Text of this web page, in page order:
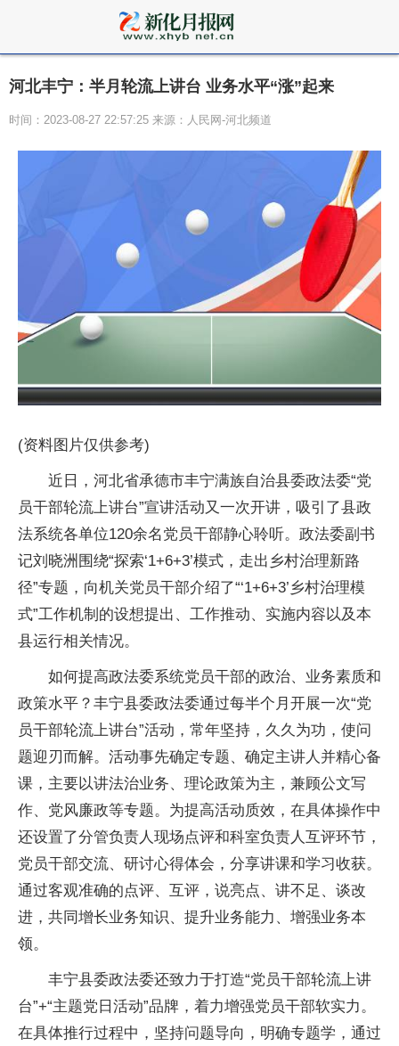
河北丰宁：半月轮流上讲台 业务水平“涨”起来
时间：2023-08-27 22:57:25 来源：人民网-河北频道
(资料图片仅供参考)
近日，河北省承德市丰宁满族自治县委政法委“党
员干部轮流上讲台”宣讲活动又一次开讲，吸引了县政
法系统各单位120余名党员干部静心聆听。政法委副书
记刘晓洲围绕“探索‘1+6+3’模式，走出乡村治理新路
径”专题，向机关党员干部介绍了“‘1+6+3’乡村治理模
式”工作机制的设想提出、工作推动、实施内容以及本
县运行相关情况。
如何提高政法委系统党员干部的政治、业务素质和
政策水平？丰宁县委政法委通过每半个月开展一次“党
员干部轮流上讲台”活动，常年坚持，久久为功，使问
题迎刃而解。活动事先确定专题、确定主讲人并精心备
课，主要以讲法治业务、理论政策为主，兼顾公文写
作、党风廉政等专题。为提高活动质效，在具体操作中
还设置了分管负责人现场点评和科室负责人互评环节，
党员干部交流、研讨心得体会，分享讲课和学习收获。
通过客观准确的点评、互评，说亮点、讲不足、谈改
进，共同增长业务知识、提升业务能力、增强业务本
领。
丰宁县委政法委还致力于打造“党员干部轮流上讲
台”+“主题党日活动”品牌，着力增强党员干部软实力。
在具体推行过程中，坚持问题导向，明确专题学，通过